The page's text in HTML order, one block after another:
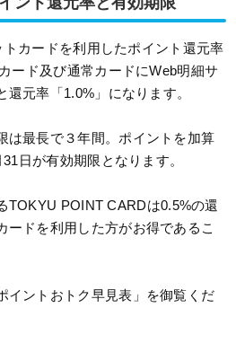
カードを利用したポイント還元率
ード及び通常カードにWeb明細サ
元率「1.0%」になります。
は最長で３年間。ポイントを加算
日が有効期限となります。
TOKYU POINT CARDは0.5%の還
ードを利用した方がお得であるこ
イントおトク早見表」を御覧くだ